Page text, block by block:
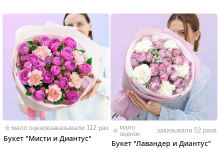
мало оценокзаказывали 112 раз
Букет "Мисти и Диантус"
мало
оценок
заказывали 52 раза
Букет "Лавандер и Диантус"